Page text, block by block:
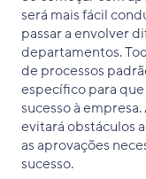
será mais fácil
passar a envolver
departamentos.
de processos
específico para
sucesso à
evitará obstáculos
as aprovações
sucesso.